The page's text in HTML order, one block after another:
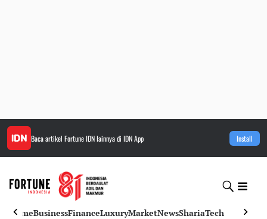
Baca artikel Fortune IDNlainnya di IDN App Install
HomeBusinessFinanceLuxuryMarketNewsShariaTech